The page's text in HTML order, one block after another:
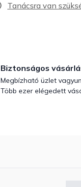
Biztonságos
Megbízható üzlet
Több ezer elégedett